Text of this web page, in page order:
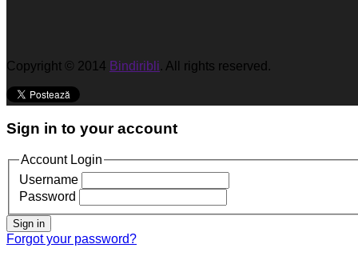
Copyright © 2014 Bindiribli. All rights reserved.
Sign in to your account
Account Login
Username
Password
Sign in
Forgot your password?